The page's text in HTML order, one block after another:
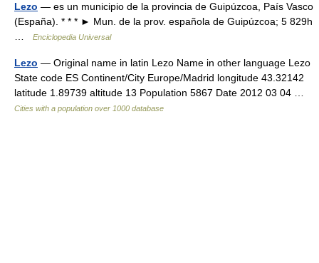
Lezo — es un municipio de la provincia de Guipúzcoa, País Vasco
(España). * * * ► Mun. de la prov. española de Guipúzcoa; 5 829h
Enciclopedia Universal
Lezo — Original name in latin Lezo Name in other language Lezo
State code ES Continent/City Europe/Madrid longitude 43.32142
latitude 1.89739 altitude 13 Population 5867 Date 2012 03 04 …
Cities with a population over 1000 database